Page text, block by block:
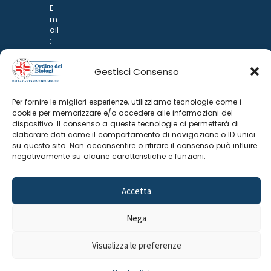
Gestisci Consenso
Per fornire le migliori esperienze, utilizziamo tecnologie come i
cookie per memorizzare e/o accedere alle informazioni del
dispositivo. Il consenso a queste tecnologie ci permetterà di
elaborare dati come il comportamento di navigazione o ID unici
su questo sito. Non acconsentire o ritirare il consenso può influire
negativamente su alcune caratteristiche e funzioni.
Accetta
Nega
Visualizza le preferenze
E
m
ail
:
rp
d
@
p
n
ar
i.it
Privacy Policy